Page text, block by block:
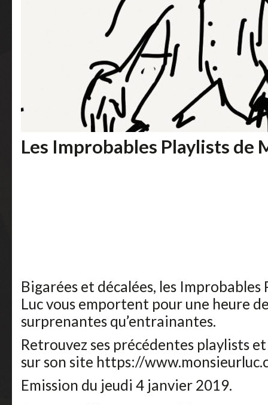
Les Improbables Playlists de
Bigarées et décalées, les
Luc vous emportent pour une heure
surprenantes qu’entrainantes.
Retrouvez ses précédentes playlists
sur son site https://
Emission du jeudi 4 janvier 2019.